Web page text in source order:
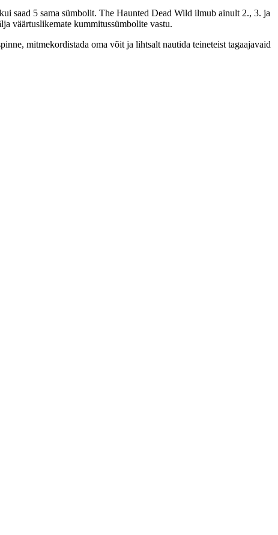
saad 5 sama sümbolit. The Haunted Dead Wild ilmub ainult 2., 3. ja
väärtuslikemate kummitussümbolite vastu.
mitmekordistada oma võit ja lihtsalt nautida teineteist tagaajavaid